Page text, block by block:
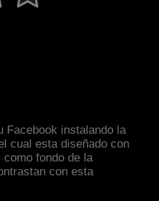
Facebook instalando la
cual esta diseñado con
como fondo de la
con esta